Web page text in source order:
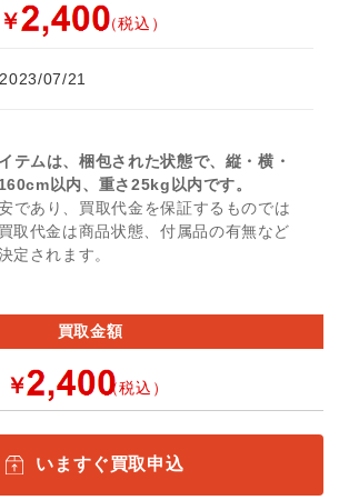
￥ （税込）
2023/07/21
テムは、梱包された状態で、縦・横・
以内、重さ25kg以内です。
であり、買取代金を保証するものでは
取代金は商品状態、付属品の有無など
定されます。
買取金額
￥ （税込）
いますぐ買取申込